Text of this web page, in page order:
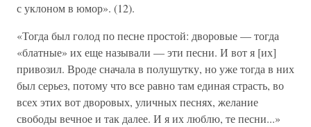
с уклоном в юмор». (12).
«Тогда был голод по песне простой: дворовые — тогда
«блатные» их еще называли — эти песни. И вот я [их]
привозил. Вроде сначала в полушутку, но уже тогда в них
был серьез, потому что все равно там единая страсть, во
всех этих вот дворовых, уличных песнях, желание
свободы вечное и так далее. И я их люблю, те песни...»